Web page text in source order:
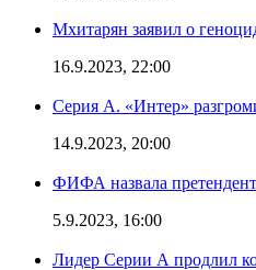
Мхитарян заявил о
16.9.2023, 22:00
Серия А. «Интер»
14.9.2023, 20:00
ФИФА назвала
5.9.2023, 16:00
Лидер Серии А продлил